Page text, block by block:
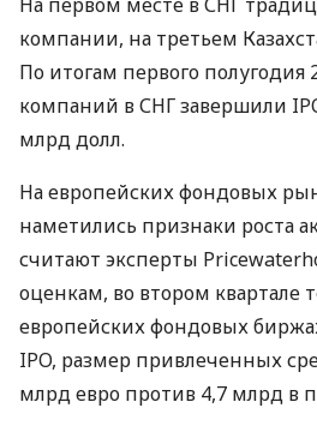
компании, на третьем
По итогам первого полугодия
компаний в СНГ завершили
млрд долл.
На европейских фондовых
наметились признаки роста
считают эксперты
оценкам, во втором квартале
европейских фондовых
IPO, размер привлеченных
млрд евро против 4,7 млрд в